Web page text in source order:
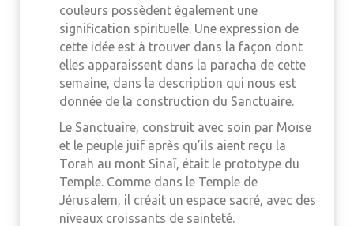
couleurs possèdent également une
signification spirituelle. Une expression de
cette idée est à trouver dans la façon dont
elles apparaissent dans la paracha de cette
semaine, dans la description qui nous est
donnée de la construction du Sanctuaire.
Le Sanctuaire, construit avec soin par Moïse
et le peuple juif après qu’ils aient reçu la
Torah au mont Sinaï, était le prototype du
Temple. Comme dans le Temple de
Jérusalem, il créait un espace sacré, avec des
niveaux croissants de sainteté.